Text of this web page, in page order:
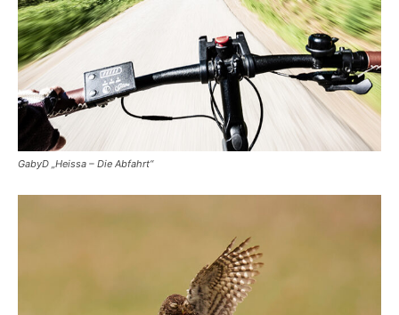
GabyD „Heissa – Die Abfahrt“